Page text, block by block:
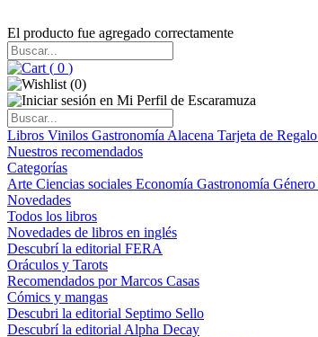
El producto fue agregado correctamente
( 0 )
(0)
Libros Vinilos Gastronomía Alacena Tarjeta de Regalo
Nuestros recomendados
Categorías
Arte Ciencias sociales Economía Gastronomía Género
Novedades
Todos los libros
Novedades de libros en inglés
Descubrí la editorial FERA
Oráculos y Tarots
Recomendados por Marcos Casas
Cómics y mangas
Descubri la editorial Septimo Sello
Descubrí la editorial Alpha Decay